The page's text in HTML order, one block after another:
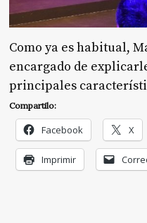
Como ya es habitual,
encargado de
principales
Compartilo:
Facebook X
Imprimir